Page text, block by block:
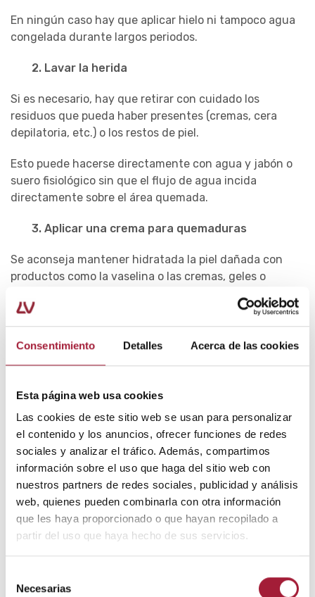
Consentimiento Detalles Acerca de las cookies
Esta página web usa cookies
Las cookies de este sitio web se usan para personalizar
el contenido y los anuncios, ofrecer funciones de redes
sociales y analizar el tráfico. Además, compartimos
información sobre el uso que haga del sitio web con
nuestros partners de redes sociales, publicidad y análisis
web, quienes pueden combinarla con otra información
que les haya proporcionado o que hayan recopilado a
partir del uso que haya hecho de sus servicios.
Necesarias
En ningún caso hay que aplicar hielo ni tampoco agua
congelada durante largos periodos.
2. Lavar la herida
Si es necesario, hay que retirar con cuidado los
residuos que pueda haber presentes (cremas, cera
depilatoria, etc.) o los restos de piel.
Esto puede hacerse directamente con agua y jabón o
suero fisiológico sin que el flujo de agua incida
directamente sobre el área quemada.
3. Aplicar una crema para quemaduras
Se aconseja mantener hidratada la piel dañada con
productos como la vaselina o las cremas, geles o
Estos productos ayudan a prevenir la sequedad
cutánea y favorecen el ambiente óptimo para la
Para ello, cuentan con activos con acción reparadora y
regeneradora. Entre ellos, el
Solo se indica el uso de cremas con corticoides
(hidrocortisona al 1%) en los casos donde el
enrojecimiento y la inflamación es persistente.
Tampoco se recomienda aplicar de forma generalizada
antisépticos, antibióticos tópicos ni cremas con
sulfadiazina argéntica.